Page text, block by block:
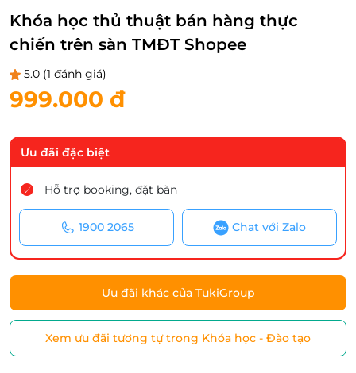
Khóa học thủ thuật bán hàng thực
chiến trên sàn TMĐT Shopee
5.0 (1 đánh giá)
999.000 đ
Ưu đãi đặc biệt
Hỗ trợ booking, đặt bàn
1900 2065 Chat với Zalo
Ưu đãi khác của TukiGroup
Xem ưu đãi tương tự trong Khóa học - Đào tạo